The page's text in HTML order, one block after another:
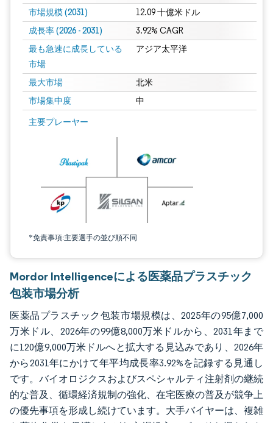
市場規模 (2031) 12.09 十億米ドル
成長率 (2026 - 2031) 3.92% CAGR
最も急速に成長している
市場
アジア太平洋
最大市場 北米
市場集中度 中
主要プレーヤー
*免責事項:主要選手の並び順不同
画像 © Mordor Intelligence。再利用にはCC BY 4.0の表示が必要です。
Mordor Intelligenceによる医薬品プラスチック
包装市場分析
医薬品プラスチック包装市場規模は、2025年の95億7,000
万米ドル、2026年の99億8,000万米ドルから、2031年まで
に120億9,000万米ドルへと拡大する見込みであり、2026年
から2031年にかけて年平均成長率3.92%を記録する見通し
です。バイオロジクスおよびスペシャルティ注射剤の継続
的な普及、循環経済規制の強化、在宅医療の普及が競争上
の優先事項を形成し続けています。大手バイヤーは、複雑